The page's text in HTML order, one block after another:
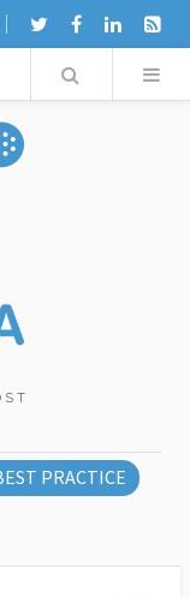
Search
PRACTICE